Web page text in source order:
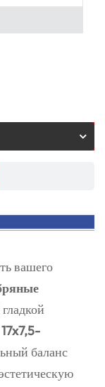
вашего
17x7,5-
баланс